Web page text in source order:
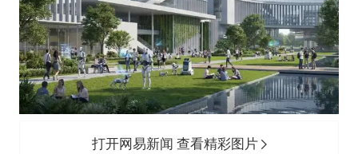
打开网易新闻 查看精彩图片